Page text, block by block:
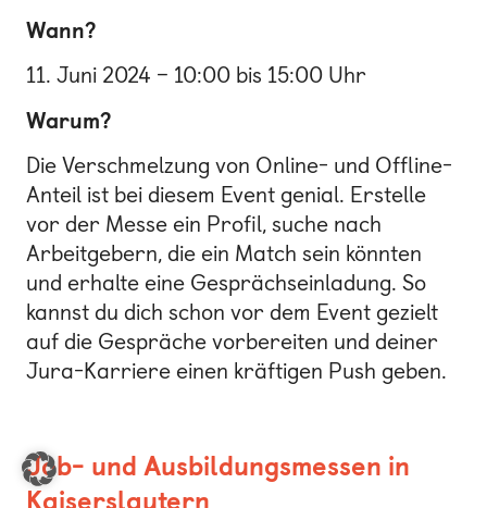
Wann?
11. Juni 2024 – 10:00 bis 15:00 Uhr
Warum?
Die Verschmelzung von Online- und Offline-
Anteil ist bei diesem Event genial. Erstelle
vor der Messe ein Profil, suche nach
Arbeitgebern, die ein Match sein könnten
und erhalte eine Gesprächseinladung. So
kannst du dich schon vor dem Event gezielt
auf die Gespräche vorbereiten und deiner
Jura-Karriere einen kräftigen Push geben.
Job- und Ausbildungsmessen in
Kaiserslautern